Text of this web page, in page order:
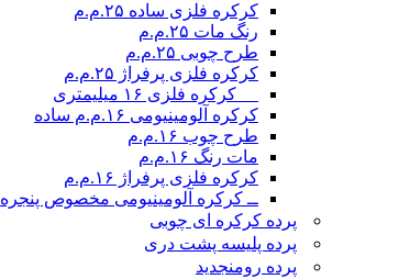
کرکره فلزی ساده ۲۵.م.م
رنگ مات ۲۵.م.م
طرح چوبی ۲۵.م.م
کرکره فلزی پرفراژ ۲۵.م.م
__ کرکره فلزی ۱۶ میلیمتری
کرکره آلومینیومی ۱۶.م.م ساده
طرح چوب ۱۶.م.م
مات رنگ ۱۶.م.م
کرکره فلزی پرفراژ ۱۶.م.م
ــ کرکره آلومینیومی مخصوص پنجره
پرده کرکره ای چوبی
پرده پلیسه پشت دری
پرده رومنجدید